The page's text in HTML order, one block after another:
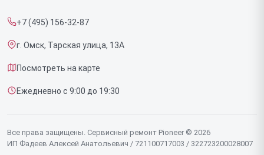
Срочный ремонт
Доставка и способы оплаты
Диагностика
Контакты
Секвенсоров
+7 (495) 156-32-87
г. Омск, Тарская улица, 13А
Посмотреть на карте
Ежедневно с 9:00 до 19:30
Все права защищены. Сервисный ремонт Pioneer © 2026
ИП Фадеев Алексей Анатольевич / 721100717003 / 322723200028007